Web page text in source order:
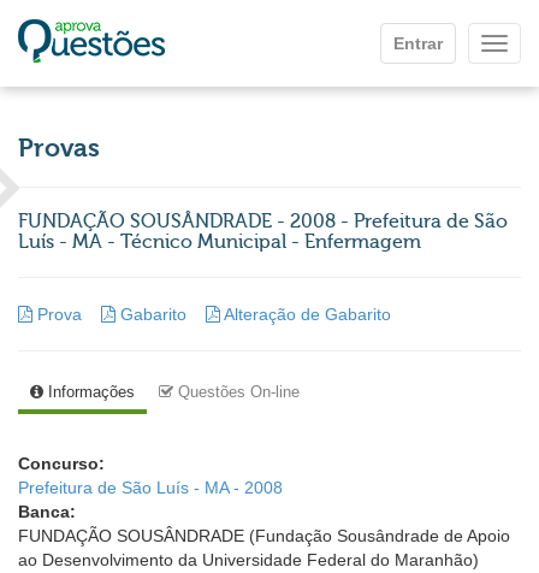
Entrar
Provas
FUNDAÇÃO SOUSÂNDRADE - 2008 - Prefeitura de São
Luís - MA - Técnico Municipal - Enfermagem
Prova Gabarito Alteração de Gabarito
Informações Questões On-line
Concurso:
Prefeitura de São Luís - MA - 2008
Banca:
FUNDAÇÃO SOUSÂNDRADE (Fundação Sousândrade de Apoio
ao Desenvolvimento da Universidade Federal do Maranhão)